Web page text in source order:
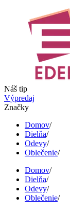
Náš tip
Výpredaj
Značky
Domov/
Dielňa/
Odevy/
Oblečenie/
Domov/
Dielňa/
Odevy/
Oblečenie/